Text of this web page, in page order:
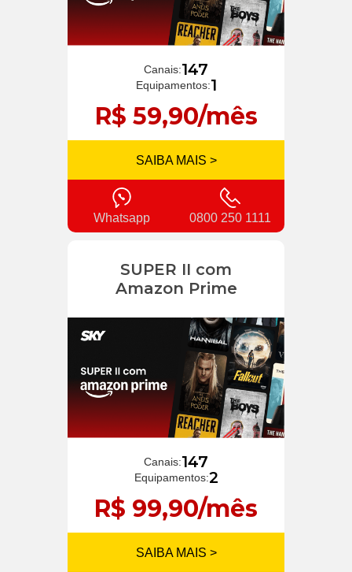
Canais:147
Equipamentos:1
R$ 59,90/mês
SAIBA MAIS >
Whatsapp 0800 250 1111
SUPER II com
Amazon Prime
Canais:147
Equipamentos:2
R$ 99,90/mês
SAIBA MAIS >